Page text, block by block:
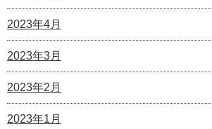
2023年4月
2023年3月
2023年2月
2023年1月